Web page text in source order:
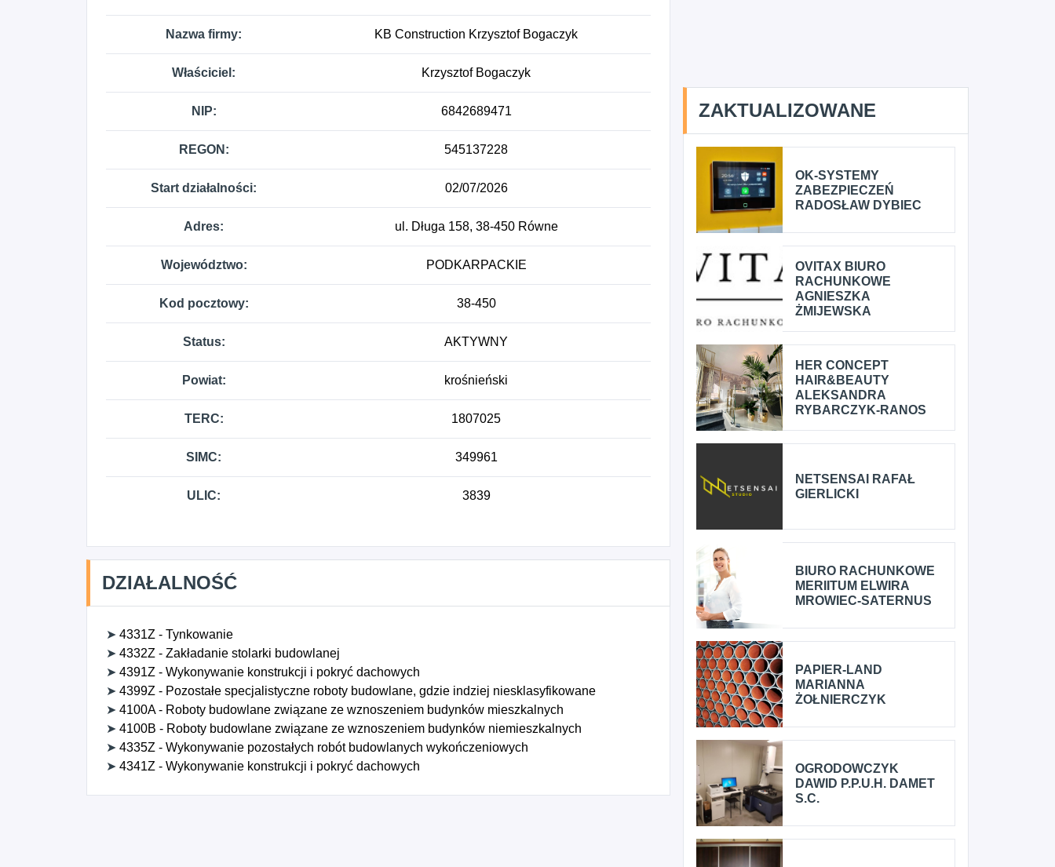
Nazwa firmy: KB Construction Krzysztof Bogaczyk
Właściciel: Krzysztof Bogaczyk
NIP: 6842689471
REGON: 545137228
Start działalności: 02/07/2026
Adres: ul. Długa 158, 38-450 Równe
Województwo: PODKARPACKIE
Kod pocztowy: 38-450
Status: AKTYWNY
Powiat: krośnieński
TERC: 1807025
SIMC: 349961
ULIC: 3839
DZIAŁALNOŚĆ
➤ 4331Z - Tynkowanie
➤ 4332Z - Zakładanie stolarki budowlanej
➤ 4391Z - Wykonywanie konstrukcji i pokryć dachowych
➤ 4399Z - Pozostałe specjalistyczne roboty budowlane, gdzie indziej niesklasyfikowane
➤ 4100A - Roboty budowlane związane ze wznoszeniem budynków mieszkalnych
➤ 4100B - Roboty budowlane związane ze wznoszeniem budynków niemieszkalnych
➤ 4335Z - Wykonywanie pozostałych robót budowlanych wykończeniowych
➤ 4341Z - Wykonywanie konstrukcji i pokryć dachowych
ZAKTUALIZOWANE
OK-SYSTEMY
ZABEZPIECZEŃ
RADOSŁAW DYBIEC
OVITAX BIURO
RACHUNKOWE
AGNIESZKA
ŻMIJEWSKA
HER CONCEPT
HAIR&BEAUTY
ALEKSANDRA
RYBARCZYK-RANOS
NETSENSAI RAFAŁ
GIERLICKI
BIURO RACHUNKOWE
MERIITUM ELWIRA
MROWIEC-SATERNUS
PAPIER-LAND
MARIANNA
ŻOŁNIERCZYK
OGRODOWCZYK
DAWID P.P.U.H. DAMET
S.C.